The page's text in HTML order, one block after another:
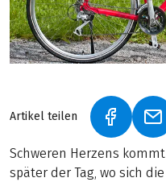
Artikel teilen (LINK
Schweren Herzens
später der Tag, wo sich